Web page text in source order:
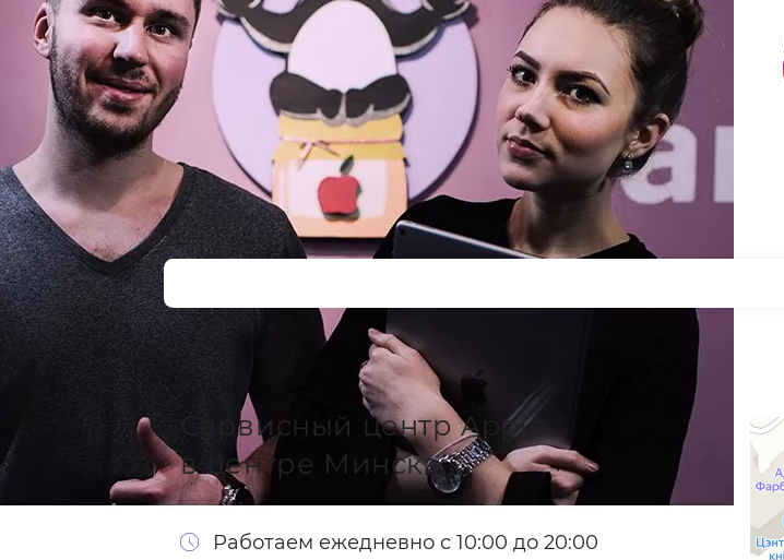
Сервисный центр Apple
в центре Минска
Работаем ежедневно с 10:00 до 20:00